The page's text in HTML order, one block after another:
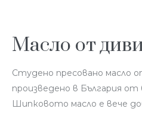
Масло от
Студено пресовано масло
произведено в България
Шипковото масло е вече